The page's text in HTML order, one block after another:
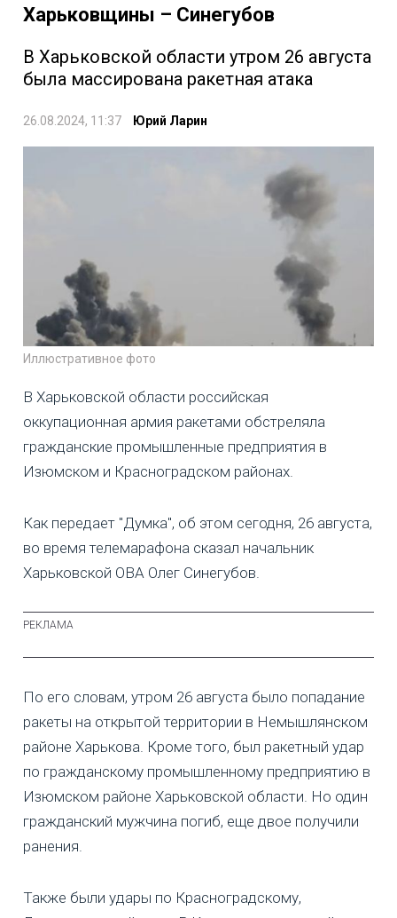
Харьковщины – Синегубов
В Харьковской области утром 26 августа
была массирована ракетная атака
26.08.2024, 11:37 Юрий Ларин
Иллюстративное фото
В Харьковской области российская
оккупационная армия ракетами обстреляла
гражданские промышленные предприятия в
Изюмском и Красноградском районах.
Как передает "Думка", об этом сегодня, 26 августа,
во время телемарафона сказал начальник
Харьковской ОВА Олег Синегубов.
По его словам, утром 26 августа было попадание
ракеты на открытой территории в Немышлянском
районе Харькова. Кроме того, был ракетный удар
по гражданскому промышленному предприятию в
Изюмском районе Харьковской области. Но один
гражданский мужчина погиб, еще двое получили
ранения.
Также были удары по Красноградскому,